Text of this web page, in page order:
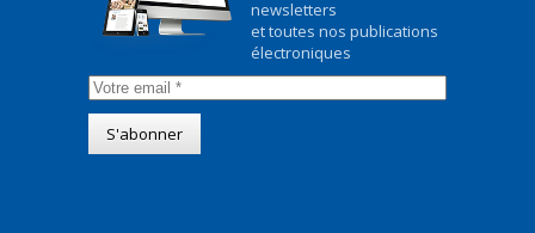
newsletters
et toutes nos publications
électroniques